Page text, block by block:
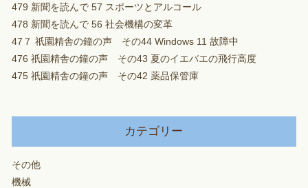
479 新聞を読んで 57 スポーツとアルコール
478 新聞を読んで 56 社会機構の変革
47７ 祇園精舎の鐘の声 その44 Windows 11 故障中
476 祇園精舎の鐘の声 その43 夏のイエバエの飛行高度
475 祇園精舎の鐘の声 その42 薬品保管庫
カテゴリー
その他
機械